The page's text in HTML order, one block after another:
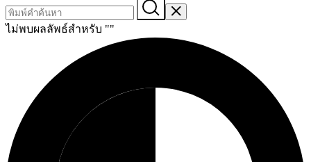
ไม่พบผลลัพธ์สำหรับ ""